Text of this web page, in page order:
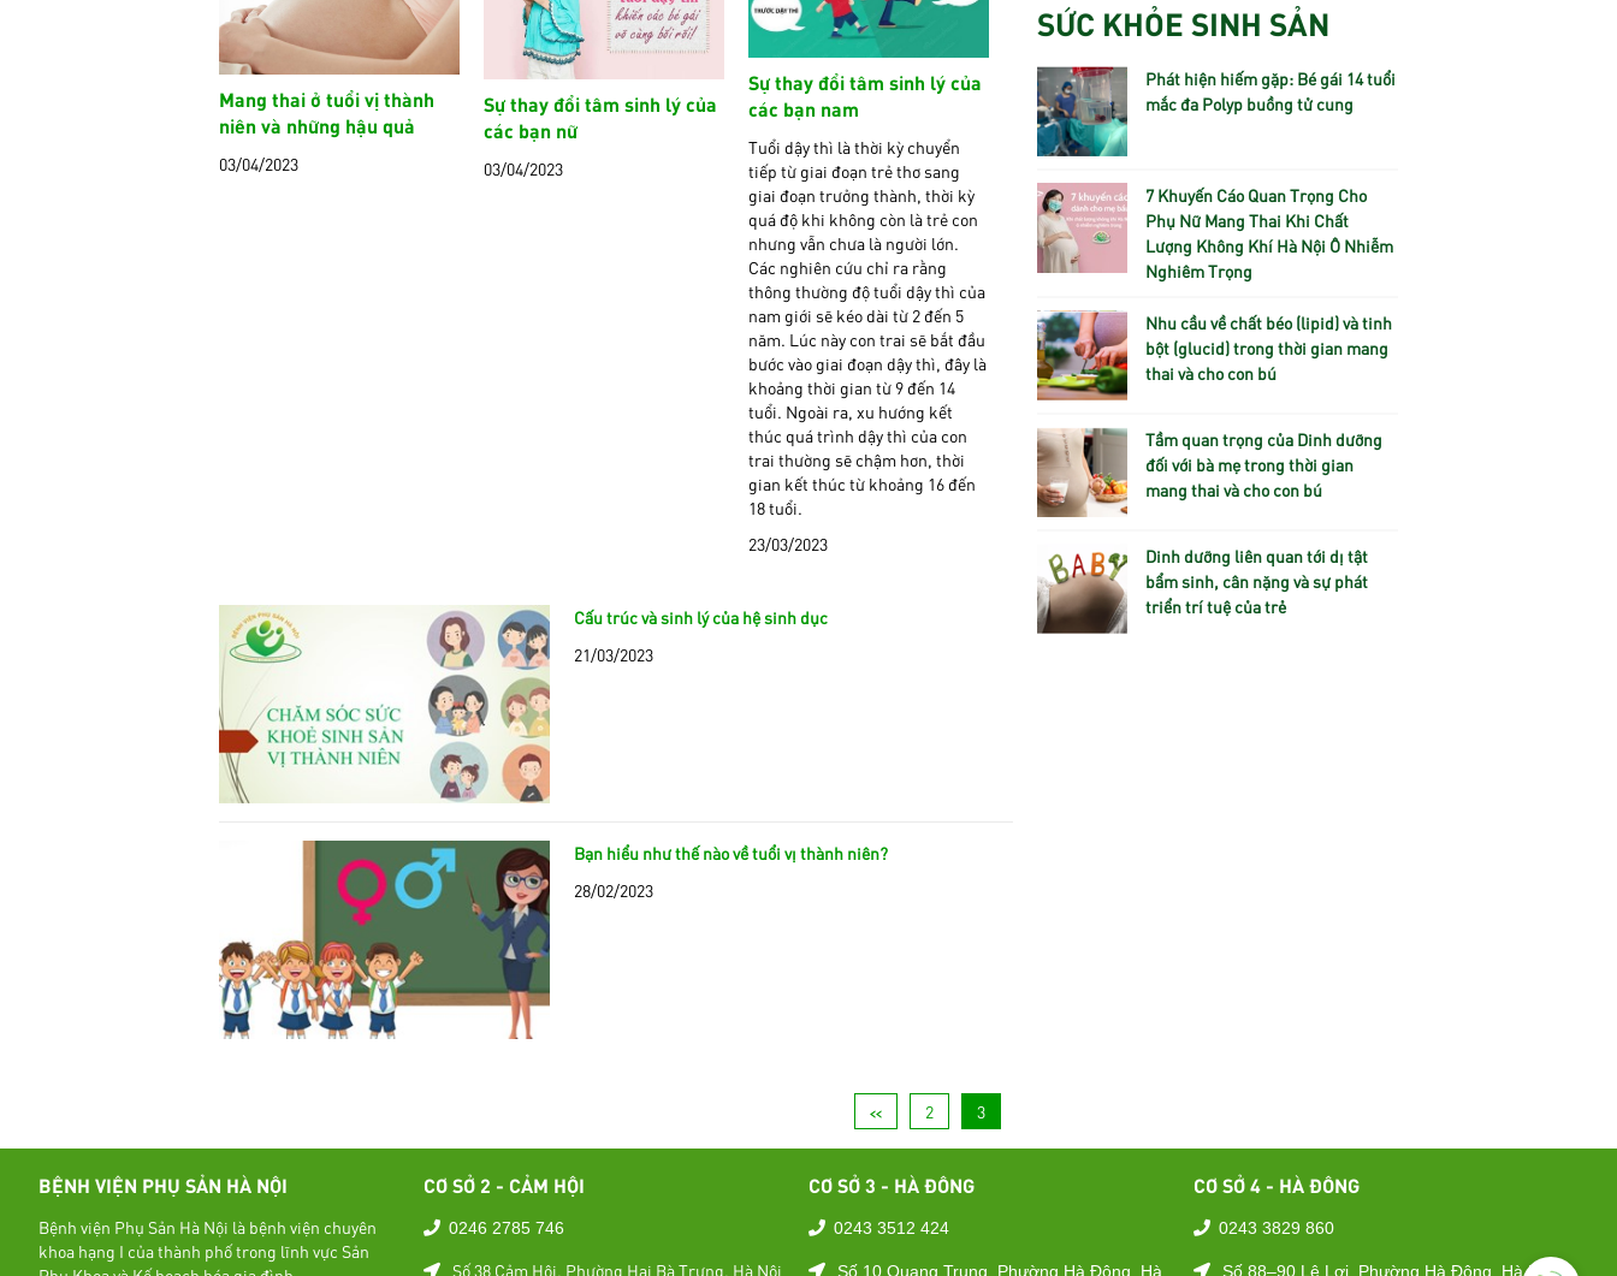
Mang thai ở tuổi vị thành
niên và những hậu quả
03/04/2023
Sự thay đổi tâm sinh lý của
các bạn nữ
03/04/2023
Sự thay đổi tâm sinh lý của
các bạn nam
Tuổi dậy thì là thời kỳ chuyển
tiếp từ giai đoạn trẻ thơ sang
giai đoạn trưởng thành, thời kỳ
quá độ khi không còn là trẻ con
nhưng vẫn chưa là người lớn.
Các nghiên cứu chỉ ra rằng
thông thường độ tuổi dậy thì của
nam giới sẽ kéo dài từ 2 đến 5
năm. Lúc này con trai sẽ bắt đầu
bước vào giai đoạn dậy thì, đây là
khoảng thời gian từ 9 đến 14
tuổi. Ngoài ra, xu hướng kết
thúc quá trình dậy thì của con
trai thường sẽ chậm hơn, thời
gian kết thúc từ khoảng 16 đến
18 tuổi.
23/03/2023
Cấu trúc và sinh lý của hệ sinh dục
21/03/2023
Bạn hiểu như thế nào về tuổi vị thành niên?
28/02/2023
<< 2 3
SỨC KHỎE SINH SẢN
Phát hiện hiếm gặp: Bé gái 14 tuổi
mắc đa Polyp buồng tử cung
7 Khuyến Cáo Quan Trọng Cho
Phụ Nữ Mang Thai Khi Chất
Lượng Không Khí Hà Nội Ô Nhiễm
Nghiêm Trọng
Nhu cầu về chất béo (lipid) và tinh
bột (glucid) trong thời gian mang
thai và cho con bú
Tầm quan trọng của Dinh dưỡng
đối với bà mẹ trong thời gian
mang thai và cho con bú
Dinh dưỡng liên quan tới dị tật
bẩm sinh, cân nặng và sự phát
triển trí tuệ của trẻ
BỆNH VIỆN PHỤ SẢN HÀ NỘI
Bệnh viện Phụ Sản Hà Nội là bệnh viện chuyên
khoa hạng I của thành phố trong lĩnh vực Sản
CƠ SỞ 2 - CẢM HỘI
0246 2785 746
Số 38 Cảm Hội, Phường Hai Bà Trưng, Hà Nội
CƠ SỞ 3 - HÀ ĐÔNG
0243 3512 424
Số 10 Quang Trung, Phường Hà Đông, Hà
CƠ SỞ 4 - HÀ ĐÔNG
0243 3829 860
Số 88–90 Lê Lợi, Phường Hà Đông, Hà Nội